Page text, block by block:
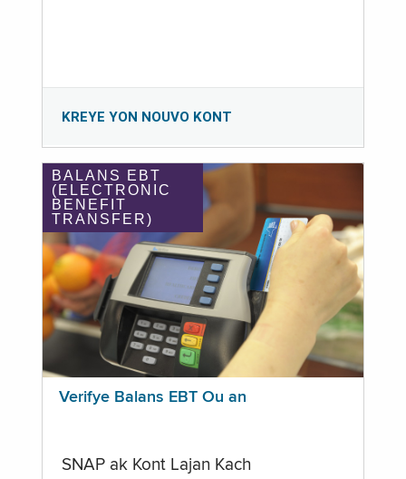
KREYE YON NOUVO KONT
BALANS EBT
(ELECTRONIC
BENEFIT
TRANSFER)
Verifye Balans EBT Ou an
SNAP ak Kont Lajan Kach